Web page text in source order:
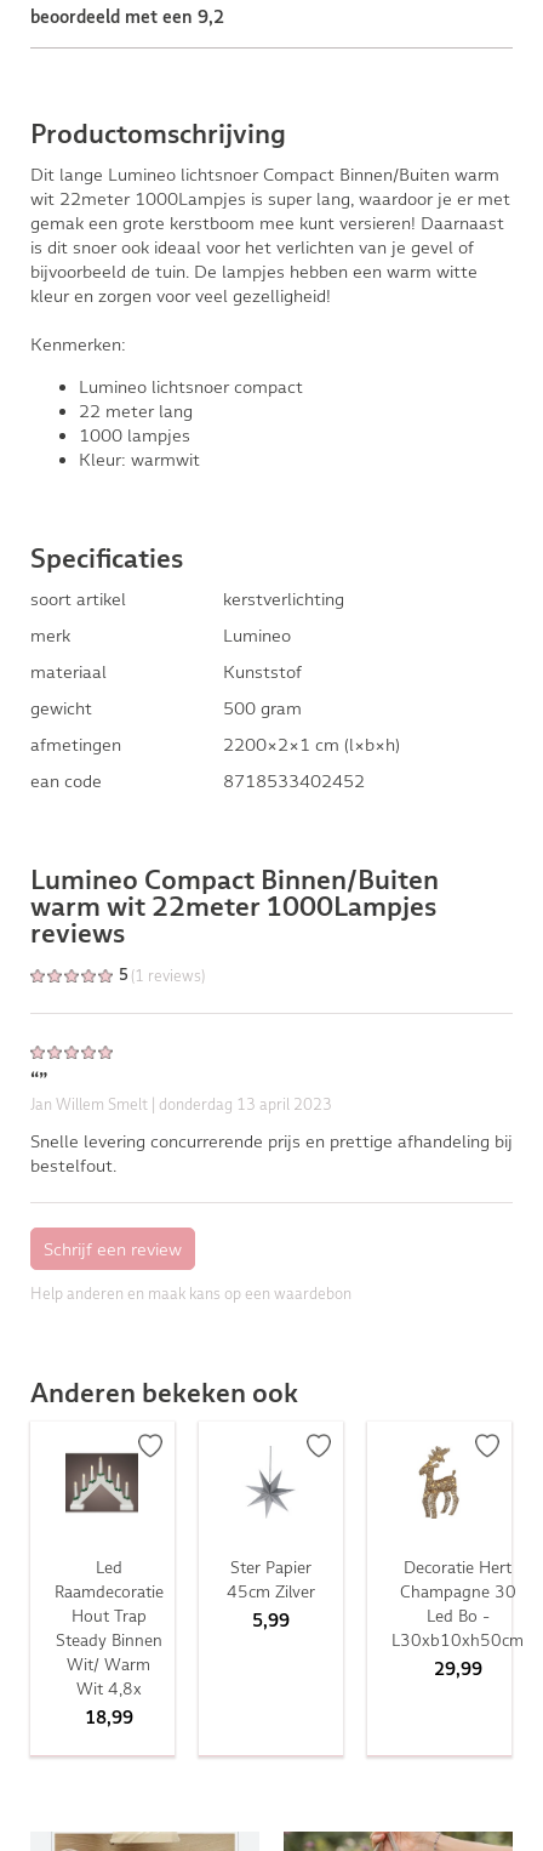
beoordeeld met een 9,2
Productomschrijving
Dit lange Lumineo lichtsnoer Compact Binnen/Buiten warm
wit 22meter 1000Lampjes is super lang, waardoor je er met
gemak een grote kerstboom mee kunt versieren! Daarnaast
is dit snoer ook ideaal voor het verlichten van je gevel of
bijvoorbeeld de tuin. De lampjes hebben een warm witte
kleur en zorgen voor veel gezelligheid!
Kenmerken:
Lumineo lichtsnoer compact
22 meter lang
1000 lampjes
Kleur: warmwit
Specificaties
soort artikel
kerstverlichting
merk
Lumineo
materiaal
Kunststof
gewicht
500 gram
afmetingen
2200×2×1 cm (l×b×h)
ean code
8718533402452
Lumineo Compact Binnen/Buiten
warm wit 22meter 1000Lampjes
reviews
5 (1 reviews)
“”
Jan Willem Smelt| donderdag 13 april 2023
Snelle levering concurrerende prijs en prettige afhandeling bij
bestelfout.
Help anderen en maak kans op een waardebon
Anderen bekeken ook
Led
Raamdecoratie
Hout Trap
Steady Binnen
Wit/ Warm
Wit 4,8x
18,99
Ster Papier
45cm Zilver
5,99
Decoratie Hert
Champagne 30
Led Bo -
L30xb10xh50cm
29,99